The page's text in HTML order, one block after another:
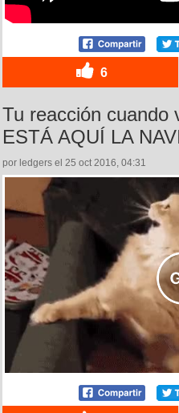
6
Tu reacción cuando
ESTÁ AQUÍ LA
por ledgers el 25 oct 2016, 04:31